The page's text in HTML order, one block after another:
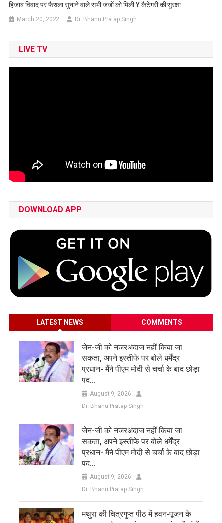
हिजाब वि‍वाद पर फैसला सुनाने वाले सभी जजों को मिली Y कैटेगरी की सुरक्षा
March 20, 2022 Dr. Bhanu Pratap Singh
LIVE TV
DOWNLOAD APP
LATEST NEWS COMMENTS
जेन-जी को नजरअंदाज नहीं किया जा
सकता, अपने इस्तीफे पर बोले धर्मेंद्र
प्रधान- मैंने पीएम मोदी से चर्चा के बाद छोड़ा
पद…
August 9, 2026
Dr. Bhanu Pratap Singh
जेन-जी को नजरअंदाज नहीं किया जा
सकता, अपने इस्तीफे पर बोले धर्मेंद्र
प्रधान- मैंने पीएम मोदी से चर्चा के बाद छोड़ा
पद…
August 9, 2026
Dr. Bhanu Pratap Singh
मथुरा की चित्रगुप्त पीठ में हवन-पूजन के